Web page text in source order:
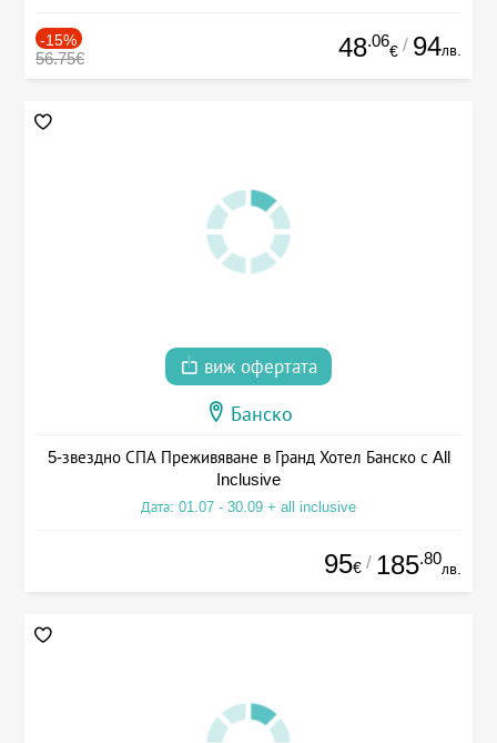
-15%
56.75€ 48.06
€ / 94лв.
виж офертата
Банско
5-звездно СПА Преживяване в Гранд Хотел Банско с All
Inclusive
Дата: 01.07 - 30.09 + all inclusive
95€ / 185.80
лв.